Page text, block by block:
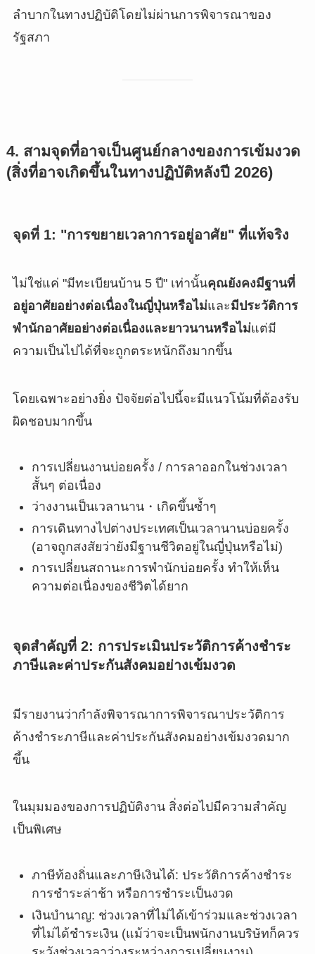
ลำบากในทางปฏิบัติโดยไม่ผ่านการพิจารณาของ
รัฐสภา
4. สามจุดที่อาจเป็นศูนย์กลางของการเข้มงวด
(สิ่งที่อาจเกิดขึ้นในทางปฏิบัติหลังปี 2026)
จุดที่ 1: "การขยายเวลาการอยู่อาศัย" ที่แท้จริง
ไม่ใช่แค่ "มีทะเบียนบ้าน 5 ปี" เท่านั้นคุณยังคงมีฐานที่
อยู่อาศัยอย่างต่อเนื่องในญี่ปุ่นหรือไม่และมีประวัติการ
พำนักอาศัยอย่างต่อเนื่องและยาวนานหรือไม่แต่มี
ความเป็นไปได้ที่จะถูกตระหนักถึงมากขึ้น
โดยเฉพาะอย่างยิ่ง ปัจจัยต่อไปนี้จะมีแนวโน้มที่ต้องรับ
ผิดชอบมากขึ้น
การเปลี่ยนงานบ่อยครั้ง / การลาออกในช่วงเวลา
สั้นๆ ต่อเนื่อง
ว่างงานเป็นเวลานาน・เกิดขึ้นซ้ำๆ
การเดินทางไปต่างประเทศเป็นเวลานานบ่อยครั้ง
(อาจถูกสงสัยว่ายังมีฐานชีวิตอยู่ในญี่ปุ่นหรือไม่)
การเปลี่ยนสถานะการพำนักบ่อยครั้ง ทำให้เห็น
ความต่อเนื่องของชีวิตได้ยาก
จุดสำคัญที่ 2: การประเมินประวัติการค้างชำระ
ภาษีและค่าประกันสังคมอย่างเข้มงวด
มีรายงานว่ากำลังพิจารณาการพิจารณาประวัติการ
ค้างชำระภาษีและค่าประกันสังคมอย่างเข้มงวดมาก
ขึ้น
ในมุมมองของการปฏิบัติงาน สิ่งต่อไปมีความสำคัญ
เป็นพิเศษ
ภาษีท้องถิ่นและภาษีเงินได้: ประวัติการค้างชำระ
การชำระล่าช้า หรือการชำระเป็นงวด
เงินบำนาญ: ช่วงเวลาที่ไม่ได้เข้าร่วมและช่วงเวลา
ที่ไม่ได้ชำระเงิน (แม้ว่าจะเป็นพนักงานบริษัทก็ควร